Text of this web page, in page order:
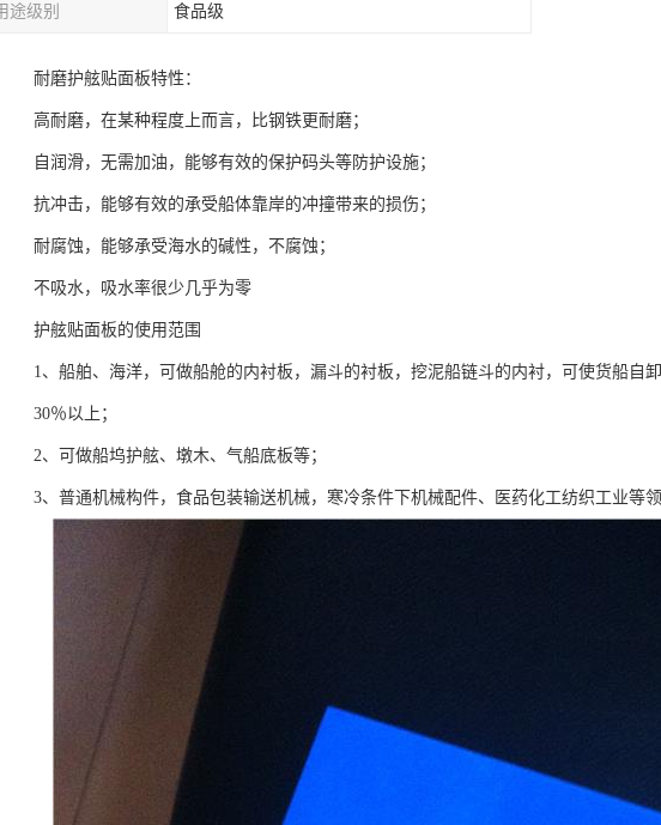
途级别 食品级
耐磨护舷贴面板特性：
高耐磨，在某种程度上而言，比钢铁更耐磨；
自润滑，无需加油，能够有效的保护码头等防护设施；
抗冲击，能够有效的承受船体靠岸的冲撞带来的损伤；
耐腐蚀，能够承受海水的碱性，不腐蚀；
不吸水，吸水率很少几乎为零
护舷贴面板的使用范围
1、船舶、海洋，可做船舱的内衬板，漏斗的衬板，挖泥船链斗的内衬，可使货船自
30％以上；
2、可做船坞护舷、墩木、气船底板等；
3、普通机械构件，食品包装输送机械，寒冷条件下机械配件、医药化工纺织工业等